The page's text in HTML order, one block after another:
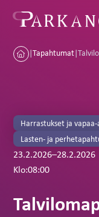
|Tapahtumat|
Harrastukset ja vapaa-
Lasten- ja
23.2.2026–28.2.2026
Klo:08:00